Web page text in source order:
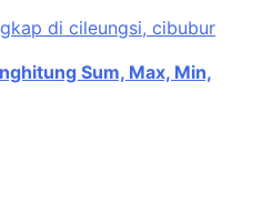
Sum, Max, Min,